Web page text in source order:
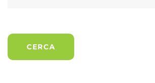
CERCA